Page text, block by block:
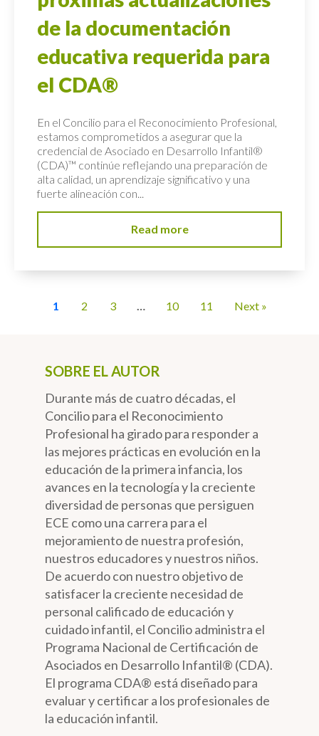
de la documentación
educativa requerida para
el CDA®
En el Concilio para el Reconocimiento Profesional,
estamos comprometidos a asegurar que la
credencial de Asociado en Desarrollo Infantil®
(CDA)™ continúe reflejando una preparación de
alta calidad, un aprendizaje significativo y una
fuerte alineación con...
Read more
1 2 3 … 10 11 Next »
SOBRE EL AUTOR
Durante más de cuatro décadas, el
Concilio para el Reconocimiento
Profesional ha girado para responder a
las mejores prácticas en evolución en la
educación de la primera infancia, los
avances en la tecnología y la creciente
diversidad de personas que persiguen
ECE como una carrera para el
mejoramiento de nuestra profesión,
nuestros educadores y nuestros niños.
De acuerdo con nuestro objetivo de
satisfacer la creciente necesidad de
personal calificado de educación y
cuidado infantil, el Concilio administra el
Programa Nacional de Certificación de
Asociados en Desarrollo Infantil® (CDA).
El programa CDA® está diseñado para
evaluar y certificar a los profesionales de
la educación infantil.